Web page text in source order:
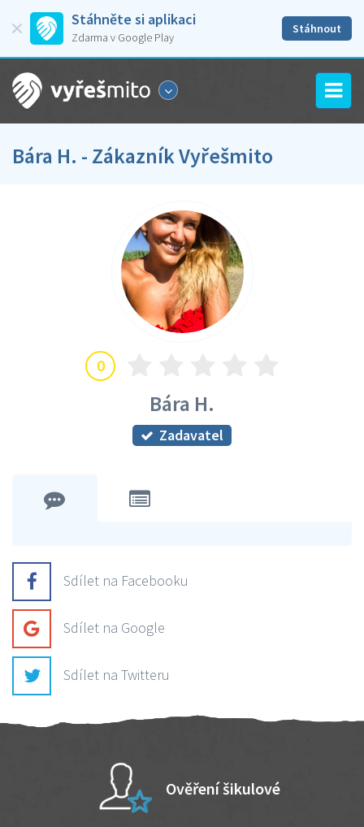
Stáhněte si aplikaci
Zdarma v Google Play
Stáhnout
Bára H. - Zákazník Vyřešmito
0
Bára H.
Zadavatel
Sdílet na Facebooku
Sdílet na Google
Sdílet na Twitteru
Ověření šikulové